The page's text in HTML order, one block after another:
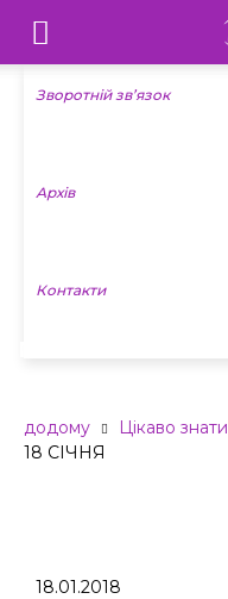
Телебачення
«Капрі»
Новини
Зворотній зв’язок
Архів
Контакти
додому Цікаво знати
18 СІЧНЯ
18.01.2018